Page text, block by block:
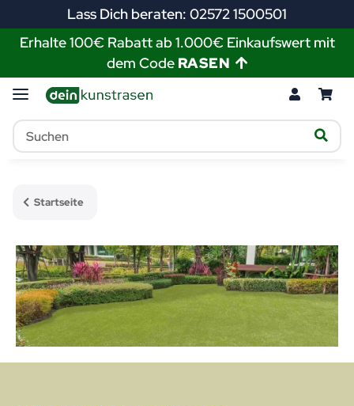
Lass Dich beraten: 02572 1500501
Erhalte 100€ Rabatt ab 1.000€ Einkaufswert mit
dem Code RASEN
Startseite